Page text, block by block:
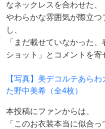
なネックレスを合わせた、
やわらかな雰囲気が際立
し、
「まだ載せていなかった
ショット」とコメントを寄
【写真】美デコルテあら
た野中美希（全4枚）
本投稿にファンからは、
「このお衣装本当に似合っ